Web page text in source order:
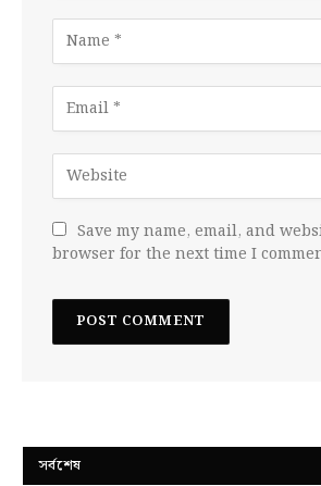
Save my name, email, and
browser for the next time I
সর্বশেষ